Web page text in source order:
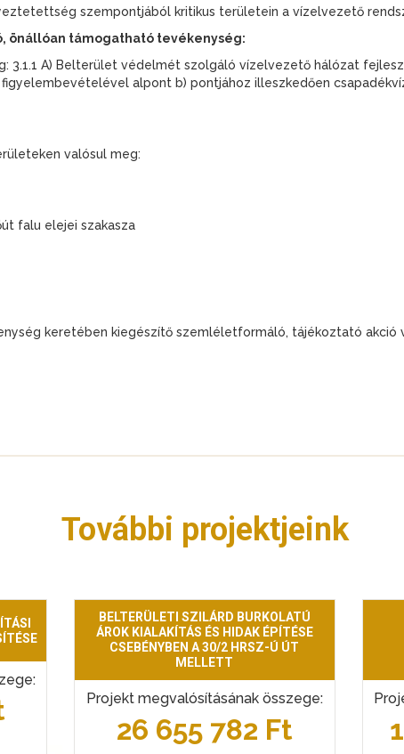
szempontjából kritikus területein a vízelvezető
önállóan támogatható tevékenység:
3.1.1 A) Belterület védelmét szolgáló vízelvezető hálózat
alpont b) pontjához illeszkedően
valósul meg:
falu elejei szakasza
keretében kiegészítő szemléletformáló, tájékoztató akció
További projektjeink
BELTERÜLETI SZILÁRD BURKOLATÚ
ÁROK KIALAKÍTÁS ÉS HIDAK ÉPÍTÉSE
CSEBÉNYBEN A 30/2 HRSZ-Ú ÚT
MELLETT
Projekt megvalósításának összege:
26 655 782 Ft